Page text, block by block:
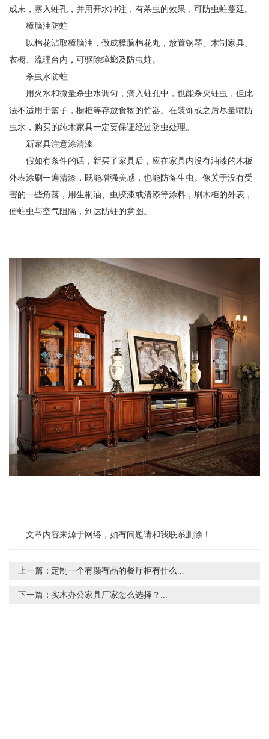
成末，塞入蛀孔，并用开水冲注，有杀虫的效果，可防虫蛀蔓延。
樟脑油防蛀
以棉花沾取樟脑油，做成樟脑棉花丸，放置钢琴、木制家具、
衣橱、流理台内，可驱除蟑螂及防虫蛀。
杀虫水防蛀
用火水和微量杀虫水调匀，滴入蛀孔中，也能杀灭蛀虫，但此
法不适用于篮子，橱柜等存放食物的竹器。在装饰或之后尽量喷防
虫水，购买的纯木家具一定要保证经过防虫处理。
新家具注意涂清漆
假如有条件的话，新买了家具后，应在家具内没有油漆的木板
外表涂刷一遍清漆，既能增强美感，也能防备生虫。像关于没有受
害的一些角落，用生桐油、虫胶漆或清漆等涂料，刷木柜的外表，
使蛀虫与空气阻隔，到达防蛀的意图。
文章内容来源于网络，如有问题请和我联系删除！
上一篇： 定制一个有颜有品的餐厅柜有什么...
下一篇： 实木办公家具厂家怎么选择？...